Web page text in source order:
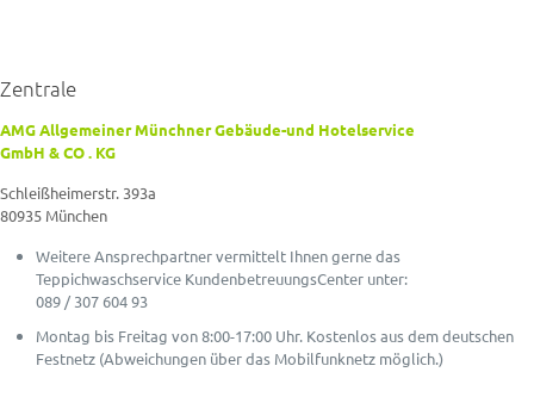
Zentrale
AMG Allgemeiner Münchner Gebäude-und Hotelservice
GmbH & CO . KG
Schleißheimerstr. 393a
80935 München
Weitere Ansprechpartner vermittelt Ihnen gerne das
Teppichwaschservice KundenbetreuungsCenter unter:
089 / 307 604 93
Montag bis Freitag von 8:00-17:00 Uhr. Kostenlos aus dem deutschen
Festnetz (Abweichungen über das Mobilfunknetz möglich.)